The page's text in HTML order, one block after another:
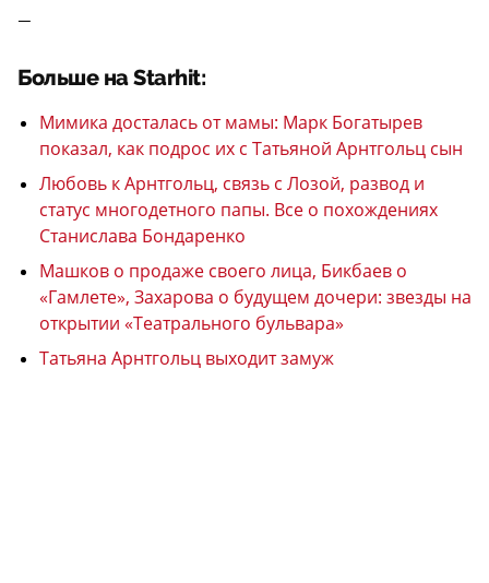
—
Больше на Starhit:
Мимика досталась от мамы: Марк Богатырев
показал, как подрос их с Татьяной Арнтгольц сын
Любовь к Арнтгольц, связь с Лозой, развод и
статус многодетного папы. Все о похождениях
Станислава Бондаренко
Машков о продаже своего лица, Бикбаев о
«Гамлете», Захарова о будущем дочери: звезды на
открытии «Театрального бульвара»
Татьяна Арнтгольц выходит замуж